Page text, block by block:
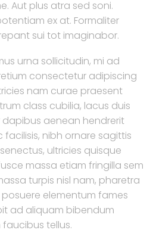
Aut plus atra sed soni.
ex at. Formaliter
sui tot imaginabor.
urna sollicitudin, mi ad
consectetur adipiscing
nam curae praesent
class cubilia, lacus duis
aenean hendrerit
nibh ornare sagittis
ultricies quisque
massa etiam fringilla sem
turpis nisl nam, pharetra
elementum fames
ad aliquam bibendum
tellus.